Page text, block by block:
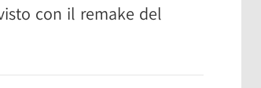
con il remake del